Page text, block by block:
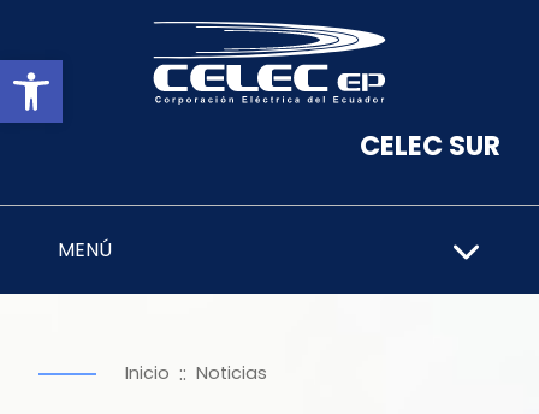
Abrir barra de herramientas
CELEC SUR
MENÚ
Inicio :: Noticias